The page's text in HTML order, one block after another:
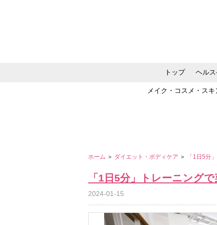
トップ ヘル
メイク・コスメ・ス
ホーム ＞ ダイエット・ボディケア ＞ 「1日5分
「1日5分」トレーニング
2024-01-15